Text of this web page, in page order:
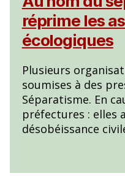
réprime les
écologiques
Plusieurs
soumises à des
Séparatisme. En
préfectures : elles
désobéissance